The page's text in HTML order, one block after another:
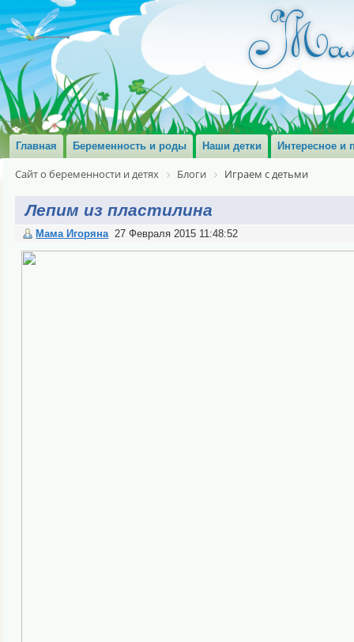
Главная Беременность и роды Наши детки Интересное и
Сайт о беременности и детях Блоги Играем с детьми
Лепим из пластилина
Мама Игоряна 27 Февраля 2015 11:48:52